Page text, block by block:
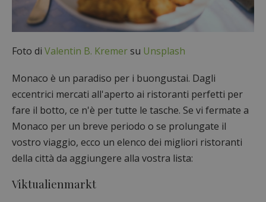
Foto di Valentin B. Kremersu Unsplash
Monaco è un paradiso per i buongustai. Dagli
eccentrici mercati all'aperto ai ristoranti perfetti per
fare il botto, ce n'è per tutte le tasche. Se vi fermate a
Monaco per un breve periodo o se prolungate il
vostro viaggio, ecco un elenco dei migliori ristoranti
della città da aggiungere alla vostra lista:
Viktualienmarkt